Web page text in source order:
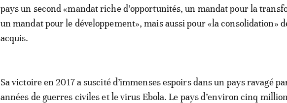
pays un second «mandat riche d’opportunités, un mandat pour la
un mandat pour le développement», mais aussi pour «la consolidation»
acquis.
Sa victoire en 2017 a suscité d’immenses espoirs dans un pays ravagé
années de guerres civiles et le virus Ebola. Le pays d’environ cinq